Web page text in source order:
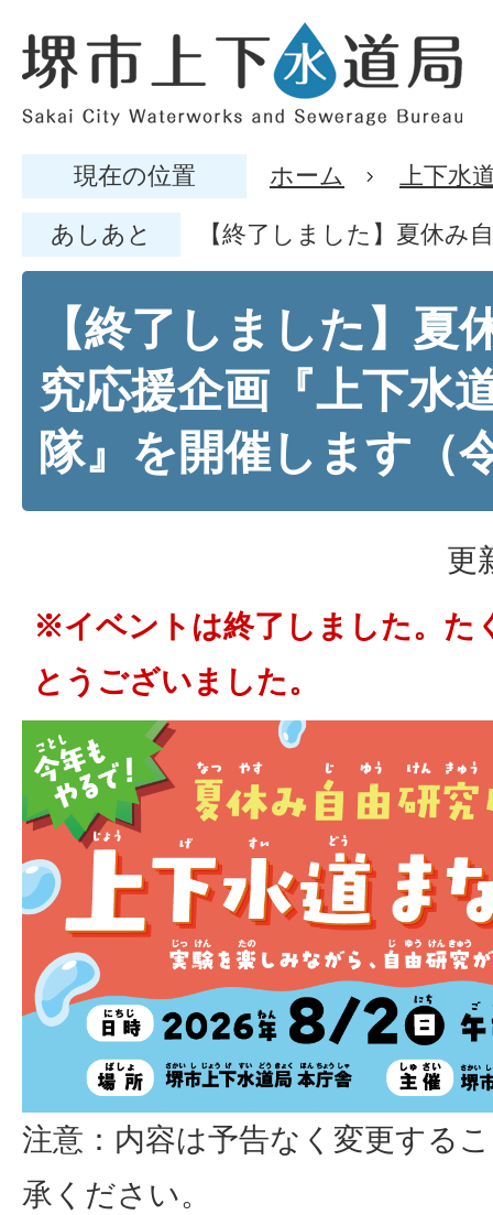
現在の位置 ホーム 上下水
あしあと 【終了しました】夏休み
【終了しました】夏
究応援企画『上下水
隊』を開催します（
更
※イベントは終了しました。た
とうございました。
注意：内容は予告なく変更する
承ください。